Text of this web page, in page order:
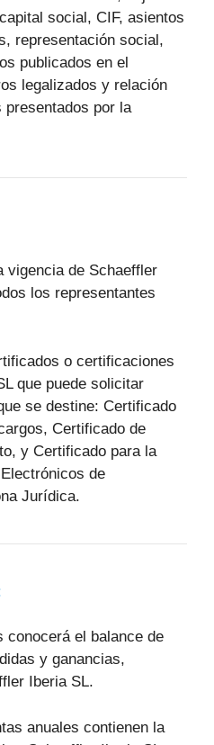
social, CIF, asientos
representación social,
publicados en el
legalizados y relación
presentados por la
vigencia de Schaeffler
los representantes
o certificaciones
que puede solicitar
se destine: Certificado
Certificado de
y Certificado para la
de
Jurídica.
conocerá el balance de
y ganancias,
Iberia SL.
anuales contienen la